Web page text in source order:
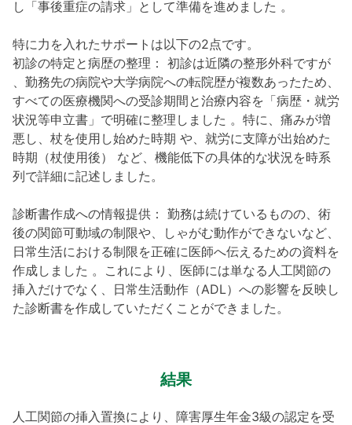
し「事後重症の請求」として準備を進めました 。
特に力を入れたサポートは以下の2点です。
初診の特定と病歴の整理： 初診は近隣の整形外科ですが
、勤務先の病院や大学病院への転院歴が複数あったため、
すべての医療機関への受診期間と治療内容を「病歴・就労
状況等申立書」で明確に整理しました 。特に、痛みが増
悪し、杖を使用し始めた時期 や、就労に支障が出始めた
時期（杖使用後） など、機能低下の具体的な状況を時系
列で詳細に記述しました。
診断書作成への情報提供： 勤務は続けているものの、術
後の関節可動域の制限や、しゃがむ動作ができないなど、
日常生活における制限を正確に医師へ伝えるための資料を
作成しました 。これにより、医師には単なる人工関節の
挿入だけでなく、日常生活動作（ADL）への影響を反映し
た診断書を作成していただくことができました。
結果
人工関節の挿入置換により、障害厚生年金3級の認定を受